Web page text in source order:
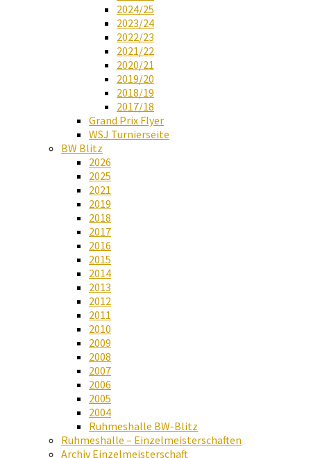
2024/25
2023/24
2022/23
2021/22
2020/21
2019/20
2018/19
2017/18
Grand Prix Flyer
WSJ Turnierseite
BW Blitz
2026
2025
2021
2019
2018
2017
2016
2015
2014
2013
2012
2011
2010
2009
2008
2007
2006
2005
2004
Ruhmeshalle BW-Blitz
Ruhmeshalle – Einzelmeisterschaften
Archiv Einzelmeisterschaft